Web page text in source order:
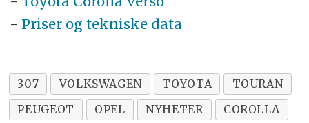
- Priser og tekniske data
307 VOLKSWAGEN TOYOTA
TOURAN
PEUGEOT
OPEL NYHETER
COROLLA